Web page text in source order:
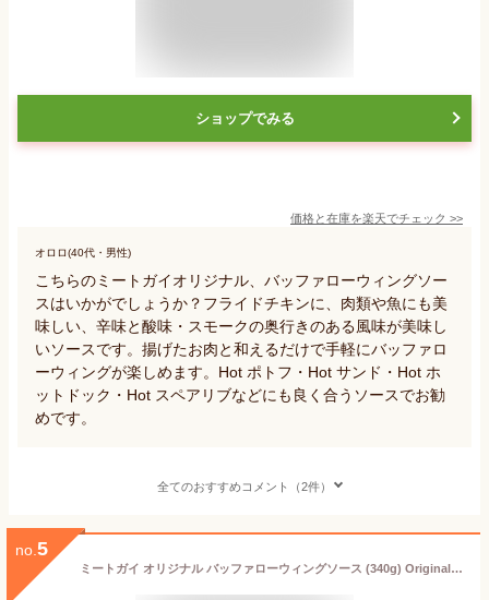
ショップでみる
価格と在庫を楽天でチェック >>
オロロ(40代・男性)
こちらのミートガイオリジナル、バッファローウィングソー
スはいかがでしょうか？フライドチキンに、肉類や魚にも美
味しい、辛味と酸味・スモークの奥行きのある風味が美味し
いソースです。揚げたお肉と和えるだけで手軽にバッファロ
ーウィングが楽しめます。Hot ポトフ・Hot サンド・Hot ホ
ットドック・Hot スペアリブなどにも良く合うソースでお勧
めです。
全てのおすすめコメント（2件）
no. 5
ミートガイ オリジナル バッファローウィングソース (340g) Original Buffalo Wing Sauce S-Size